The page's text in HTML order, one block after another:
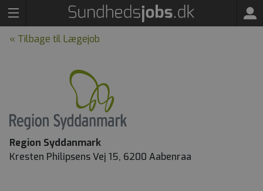
« Tilbage til Lægejob
Region Syddanmark
Kresten Philipsens Vej 15, 6200 Aabenraa